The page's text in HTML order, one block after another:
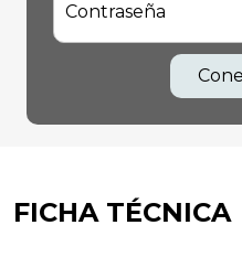
Contraseña
FICHA TÉCNICA